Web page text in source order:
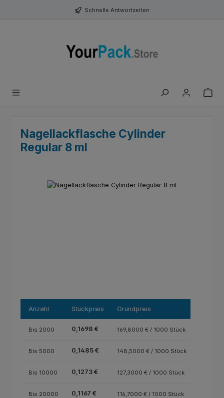
Zum Hauptinhalt springen Schnelle Antwortzeiten
Nagellackflasche Cylinder
Regular 8 ml
Bildergalerie überspringen
Anzahl Stückpreis Grundpreis
Bis 2000 0,1698 € 169,8000 € / 1000 Stück
Bis 5000 0,1485 € 148,5000 € / 1000 Stück
Bis 10000 0,1273 € 127,3000 € / 1000 Stück
Bis 20000 0,1167 € 116,7000 € / 1000 Stück